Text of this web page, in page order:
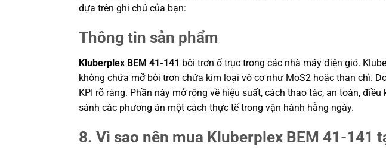
dựa trên ghi chú của bạn:
Thông tin sản phẩm
Kluberplex BEM 41-141 bôi trơn ổ trục trong các nhà máy điện gió.
không chứa mỡ bôi trơn chứa kim loại vô cơ như MoS2 hoặc than chì.
KPI rõ ràng. Phần này mở rộng về hiệu suất, cách thao tác, an toàn,
sánh các phương án một cách thực tế trong vận hành hằng ngày.
8. Vì sao nên mua Kluberplex BEM 41-141